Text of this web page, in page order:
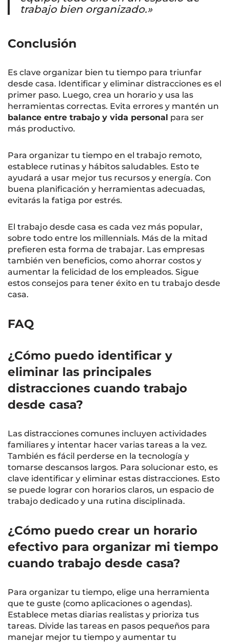
trabajo bien organizado.»
Conclusión
Es clave organizar bien tu tiempo para triunfar
desde casa. Identificar y eliminar distracciones es el
primer paso. Luego, crea un horario y usa las
herramientas correctas. Evita errores y mantén un
balance entre trabajo y vida personal para ser
más productivo.
Para organizar tu tiempo en el trabajo remoto,
establece rutinas y hábitos saludables. Esto te
ayudará a usar mejor tus recursos y energía. Con
buena planificación y herramientas adecuadas,
evitarás la fatiga por estrés.
El trabajo desde casa es cada vez más popular,
sobre todo entre los millennials. Más de la mitad
prefieren esta forma de trabajar. Las empresas
también ven beneficios, como ahorrar costos y
aumentar la felicidad de los empleados. Sigue
estos consejos para tener éxito en tu trabajo desde
casa.
FAQ
¿Cómo puedo identificar y
eliminar las principales
distracciones cuando trabajo
desde casa?
Las distracciones comunes incluyen actividades
familiares y intentar hacer varias tareas a la vez.
También es fácil perderse en la tecnología y
tomarse descansos largos. Para solucionar esto, es
clave identificar y eliminar estas distracciones. Esto
se puede lograr con horarios claros, un espacio de
trabajo dedicado y una rutina disciplinada.
¿Cómo puedo crear un horario
efectivo para organizar mi tiempo
cuando trabajo desde casa?
Para organizar tu tiempo, elige una herramienta
que te guste (como aplicaciones o agendas).
Establece metas diarias realistas y prioriza tus
tareas. Divide las tareas en pasos pequeños para
manejar mejor tu tiempo y aumentar tu